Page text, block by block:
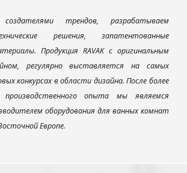
трендов, разрабатываем
решения, запатентованные
Продукция RAVAK с оригинальным
регулярно выставляется на самых
конкурсах в области дизайна. После более
производственного опыта мы являемся
оборудования для ванных комнат
Европе.